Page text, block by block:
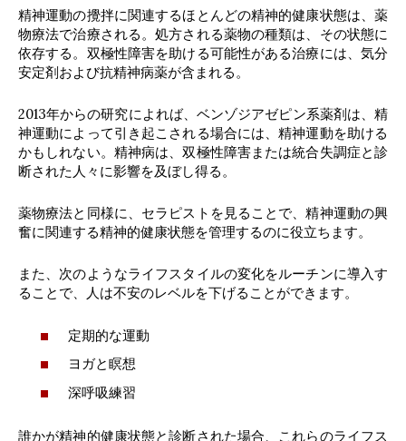
精神運動の攪拌に関連するほとんどの精神的健康状態は、薬
物療法で治療される。処方される薬物の種類は、その状態に
依存する。双極性障害を助ける可能性がある治療には、気分
安定剤および抗精神病薬が含まれる。
2013年からの研究によれば、ベンゾジアゼピン系薬剤は、精
神運動によって引き起こされる場合には、精神運動を助ける
かもしれない。精神病は、双極性障害または統合失調症と診
断された人々に影響を及ぼし得る。
薬物療法と同様に、セラピストを見ることで、精神運動の興
奮に関連する精神的健康状態を管理するのに役立ちます。
また、次のようなライフスタイルの変化をルーチンに導入す
ることで、人は不安のレベルを下げることができます。
定期的な運動
ヨガと瞑想
深呼吸練習
誰かが精神的健康状態と診断された場合、これらのライフス